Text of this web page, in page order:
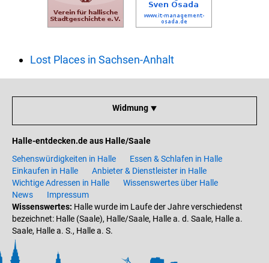
Lost Places in Sachsen-Anhalt
Widmung ⯆
Halle-entdecken.de aus Halle/Saale
Sehenswürdigkeiten in Halle
Essen & Schlafen in Halle
Einkaufen in Halle
Anbieter & Dienstleister in Halle
Wichtige Adressen in Halle
Wissenswertes über Halle
News
Impressum
Wissenswertes: Halle wurde im Laufe der Jahre verschiedenst
bezeichnet: Halle (Saale), Halle/Saale, Halle a. d. Saale, Halle a.
Saale, Halle a. S., Halle a. S.